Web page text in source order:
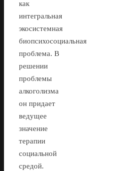
как
интегральная
экосистемная
биопсихосоциальная
проблема. В
решении
проблемы
алкоголизма
он придает
ведущее
значение
терапии
социальной
средой.